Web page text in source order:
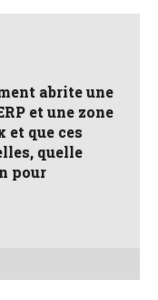
abrite une
et une zone
et que ces
quelle
pour